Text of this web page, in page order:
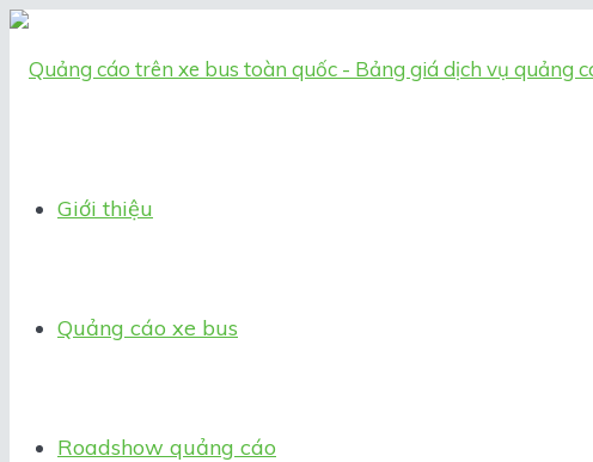
Giới thiệu
Quảng cáo xe bus
Roadshow quảng cáo